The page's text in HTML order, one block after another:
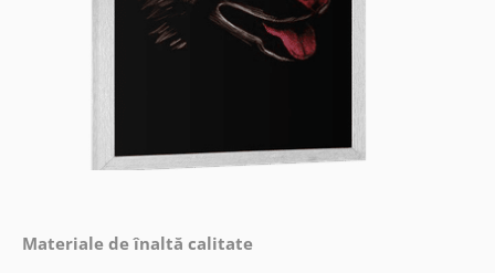
Materiale de înaltă calitate